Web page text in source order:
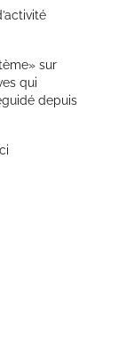
sur
qui
depuis